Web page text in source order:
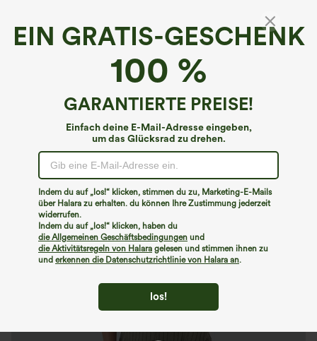
EIN GRATIS-GESCHENK
100 %
GARANTIERTE PREISE!
Einfach deine E-Mail-Adresse eingeben,
um das Glücksrad zu drehen.
Indem du auf „los!“ klicken, stimmen du zu, Marketing-E-Mails
über Halara zu erhalten. du können Ihre Zustimmung jederzeit
widerrufen.
Indem du auf „los!“ klicken, haben du
die Allgemeinen Geschäftsbedingungen und
die Aktivitätsregeln von Halara gelesen und stimmen ihnen zu
und erkennen die Datenschutzrichtlinie von Halara an.
los!
Legere kurze Latzhose mit gerippten
€13,95 EUR €26,95 EUR